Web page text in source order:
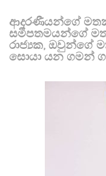
ආදරණීයන්ගේ
සමීපතමයන්ගේ
රාජ්‍යක, ඔවුන්ගේ
සොයා යන ගමන්